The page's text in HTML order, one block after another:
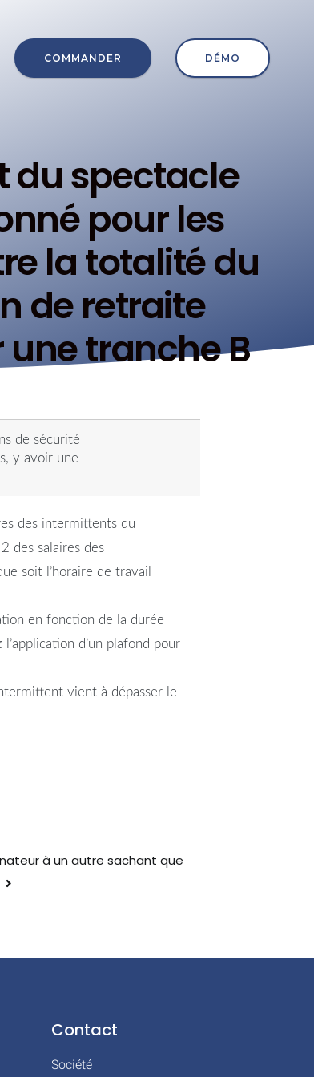
COMMANDER DÉMO
du spectacle
pour les
la totalité du
de retraite
tranche B
de sécurité
y avoir une
des intermittents du
des salaires des
soit l’horaire de travail
en fonction de la durée
d’un plafond pour
vient à dépasser le
à un autre sachant que
Contact
Société